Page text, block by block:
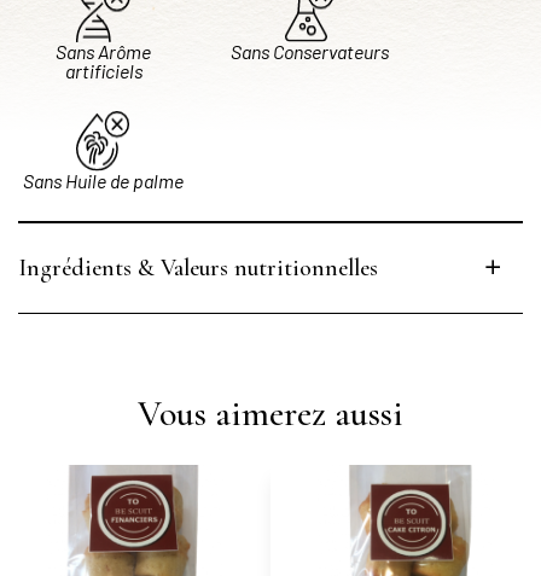
Sans Arôme
artificiels
Sans Conservateurs
Sans Huile de palme
Ingrédients & Valeurs nutritionnelles
Vous aimerez aussi